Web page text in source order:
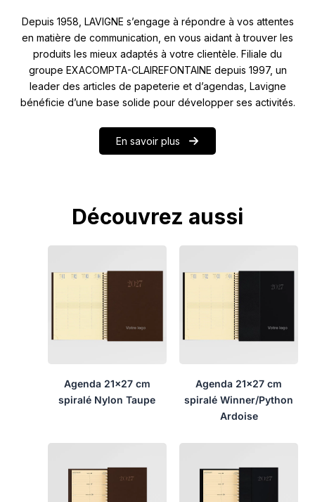
Depuis 1958, LAVIGNE s’engage à répondre à vos attentes
en matière de communication, en vous aidant à trouver les
produits les mieux adaptés à votre clientèle. Filiale du
groupe EXACOMPTA-CLAIREFONTAINE depuis 1997, un
leader des articles de papeterie et d’agendas, Lavigne
bénéficie d’une base solide pour développer ses activités.
En savoir plus
Découvrez aussi
Agenda 21×27 cm
spiralé Nylon Taupe
Agenda 21×27 cm
spiralé Winner/Python
Ardoise